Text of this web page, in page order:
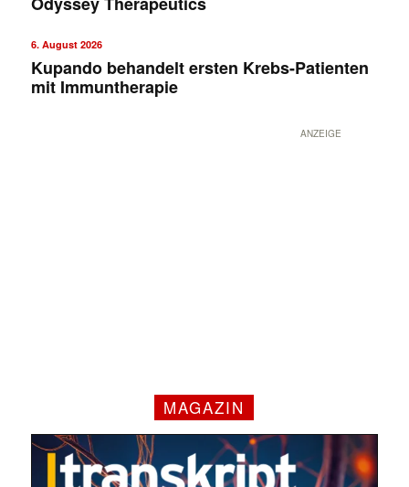
6. August 2026
Kupando behandelt ersten Krebs-Patienten
mit Immuntherapie
ANZEIGE
MAGAZIN